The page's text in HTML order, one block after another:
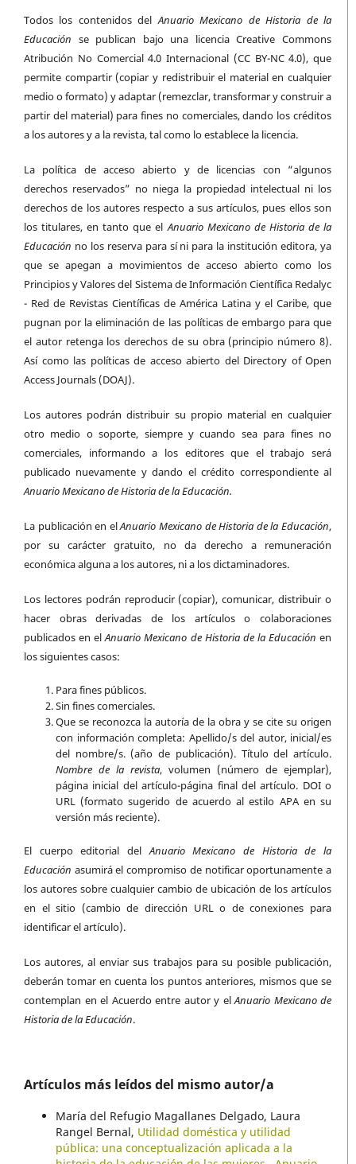
Todos los contenidos delAnuario Mexicano de Historia de la
Educación se publican bajo una licencia Creative Commons
Atribución No Comercial 4.0 Internacional (CC BY-NC 4.0), que
permite compartir (copiar y redistribuir el material en cualquier
medio o formato) y adaptar (remezclar, transformar y construir a
partir del material) para fines no comerciales, dando los créditos
a los autores y a la revista, tal como lo establece la licencia.
La política de acceso abierto y de licencias con “algunos
derechos reservados” no niega la propiedad intelectual ni los
derechos de los autores respecto a sus artículos, pues ellos son
los titulares, en tanto que elAnuario Mexicano de Historia de la
Educación no los reserva para sí ni para la institución editora, ya
que se apegan a movimientos de acceso abierto como los
Principios y Valores del Sistema de Información Científica Redalyc
- Red de Revistas Científicas de América Latina y el Caribe, que
pugnan por la eliminación de las políticas de embargo para que
el autor retenga los derechos de su obra (principio número 8).
Así como las políticas de acceso abierto del Directory of Open
Access Journals (DOAJ).
Los autores podrán distribuir su propio material en cualquier
otro medio o soporte, siempre y cuando sea para fines no
comerciales, informando a los editores que el trabajo será
publicado nuevamente y dando el crédito correspondiente al
Anuario Mexicano de Historia de la Educación.
La publicación en elAnuario Mexicano de Historia de la Educación,
por su carácter gratuito, no da derecho a remuneración
económica alguna a los autores, ni a los dictaminadores.
Los lectores podrán reproducir (copiar), comunicar, distribuir o
hacer obras derivadas de los artículos o colaboraciones
publicados en elAnuario Mexicano de Historia de la Educación en
los siguientes casos:
Para fines públicos.
Sin fines comerciales.
Que se reconozca la autoría de la obra y se cite su origen
con información completa: Apellido/s del autor, inicial/es
del nombre/s. (año de publicación). Título del artículo.
Nombre de la revista, volumen (número de ejemplar),
página inicial del artículo-página final del artículo. DOI o
URL (formato sugerido de acuerdo al estilo APA en su
versión más reciente).
El cuerpo editorial delAnuario Mexicano de Historia de la
Educación asumirá el compromiso de notificar oportunamente a
los autores sobre cualquier cambio de ubicación de los artículos
en el sitio (cambio de dirección URL o de conexiones para
identificar el artículo).
Los autores, al enviar sus trabajos para su posible publicación,
deberán tomar en cuenta los puntos anteriores, mismos que se
contemplan en el Acuerdo entre autor y elAnuario Mexicano de
Historia de la Educación.
Artículos más leídos del mismo autor/a
María del Refugio Magallanes Delgado, Laura
Rangel Bernal, Utilidad doméstica y utilidad
pública: una conceptualización aplicada a la